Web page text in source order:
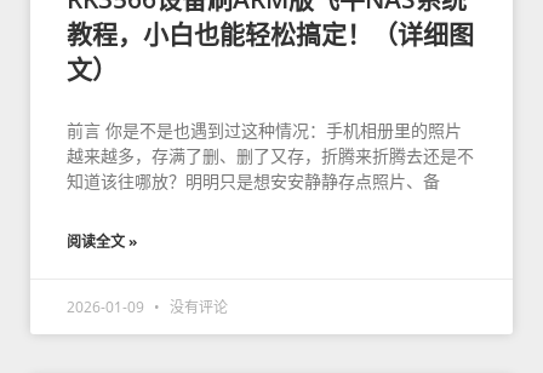
教程，小白也能轻松搞定！（详细图
文）
前言 你是不是也遇到过这种情况：手机相册里的照片
越来越多，存满了删、删了又存，折腾来折腾去还是不
知道该往哪放？明明只是想安安静静存点照片、备
阅读全文 »
2026-01-09 没有评论